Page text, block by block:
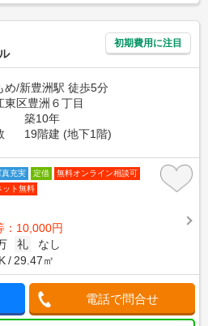
初期費用に注目
め/新豊洲駅 徒歩5分
東区豊洲６丁目
築10年
19階建 (地下1階)
真充実 定借
無料オンライン相談可
ット無料
：10,000円
礼
なし
29.47㎡
電話で問合せ